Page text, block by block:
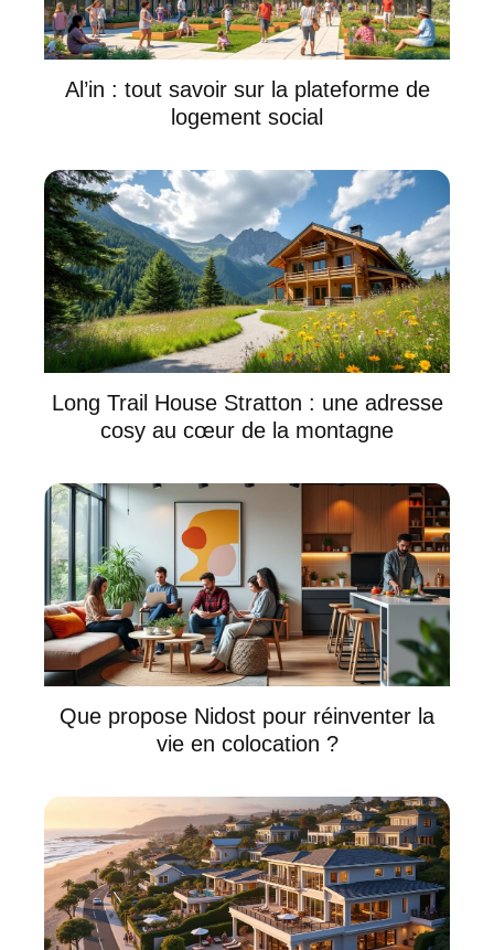
Al’in : tout savoir sur la plateforme de
logement social
Long Trail House Stratton : une adresse
cosy au cœur de la montagne
Que propose Nidost pour réinventer la
vie en colocation ?